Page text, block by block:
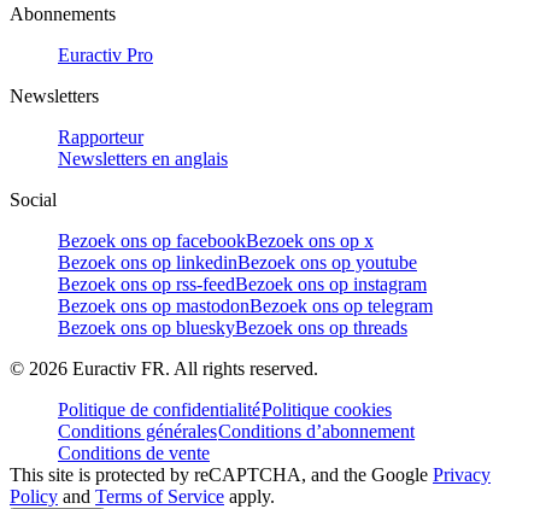
Abonnements
Euractiv Pro
Newsletters
Rapporteur
Newsletters en anglais
Social
Bezoek ons op facebookBezoek ons op x
Bezoek ons op linkedinBezoek ons op youtube
Bezoek ons op rss-feedBezoek ons op instagram
Bezoek ons op mastodonBezoek ons op telegram
Bezoek ons op blueskyBezoek ons op threads
© 2026 Euractiv FR. All rights reserved.
Politique de confidentialitéPolitique cookies
Conditions généralesConditions d’abonnement
Conditions de vente
This site is protected by reCAPTCHA, and the Google Privacy
Policy and Terms of Service apply.